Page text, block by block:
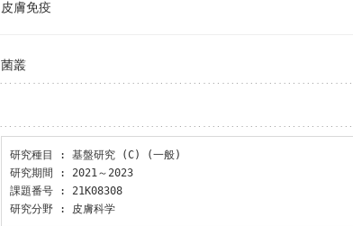
皮膚免疫
菌叢
研究種目 : 基盤研究 (C) (一般)
研究期間 : 2021～2023
課題番号 : 21K08308
研究分野 : 皮膚科学